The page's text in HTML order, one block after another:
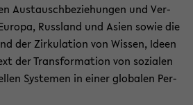
Aus­tausch­be­zie­hun­gen und Ver­
Russ­land und Asien sowie die
der Zir­ku­la­ti­on von Wis­sen, Ideen
der Trans­for­ma­ti­on von so­zia­len
Sys­te­men in einer glo­ba­len Per­